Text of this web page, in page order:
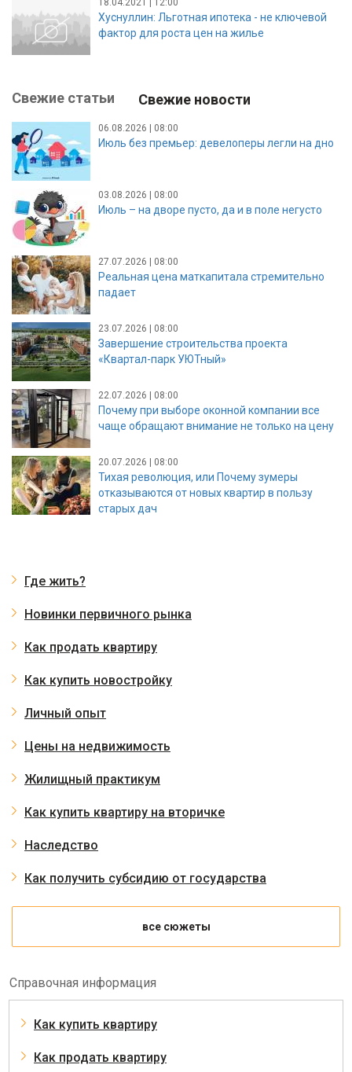
Хуснуллин: Льготная ипотека - не ключевой
фактор для роста цен на жилье
Свежие статьи Свежие новости
06.08.2026 | 08:00
Июль без премьер: девелоперы легли на дно
03.08.2026 | 08:00
Июль – на дворе пусто, да и в поле негусто
27.07.2026 | 08:00
Реальная цена маткапитала стремительно
падает
23.07.2026 | 08:00
Завершение строительства проекта
«Квартал-парк УЮТный»
22.07.2026 | 08:00
Почему при выборе оконной компании все
чаще обращают внимание не только на цену
20.07.2026 | 08:00
Тихая революция, или Почему зумеры
отказываются от новых квартир в пользу
старых дач
Где жить?
Новинки первичного рынка
Как продать квартиру
Как купить новостройку
Личный опыт
Цены на недвижимость
Жилищный практикум
Как купить квартиру на вторичке
Наследство
Как получить субсидию от государства
все сюжеты
Справочная информация
Как купить квартиру
Как продать квартиру